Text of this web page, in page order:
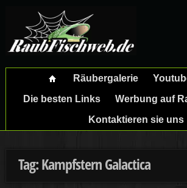
Räubergalerie
Die besten Links
Werbung auf
Kontaktieren sie uns
Tag: Kampfstern Galactica